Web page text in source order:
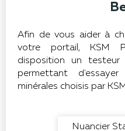
Afin de vous aider à
votre portail, KSM
disposition un
permettant
minérales choisis par